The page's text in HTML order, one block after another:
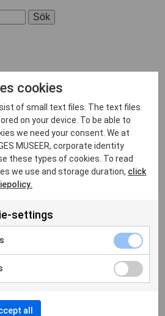
Sök
Sök
a facilisis
cookies
of small text files. The text files
on your device. To be able to
we need your consent. We at
MUSEER, corporate identity
these types of cookies. To read
we use and storage duration, click
settings
all